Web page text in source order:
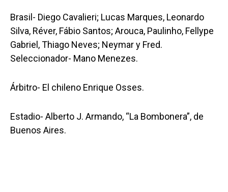
Brasil- Diego Cavalieri; Lucas Marques, Leonardo
Silva, Réver, Fábio Santos; Arouca, Paulinho, Fellype
Gabriel, Thiago Neves; Neymar y Fred.
Seleccionador- Mano Menezes.
Árbitro- El chileno Enrique Osses.
Estadio- Alberto J. Armando, “La Bombonera”, de
Buenos Aires.